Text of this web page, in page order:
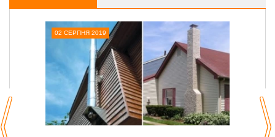
02 СЕРПНЯ 2019